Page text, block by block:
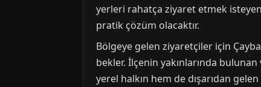
yerleri rahatça ziyaret etmek
pratik çözüm olacaktır.
Bölgeye gelen ziyaretçiler için
bekler. İlçenin yakınlarında
yerel halkın hem de dışarıdan